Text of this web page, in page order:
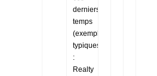
derniers
temps
(exemples
typiques
:
Realty